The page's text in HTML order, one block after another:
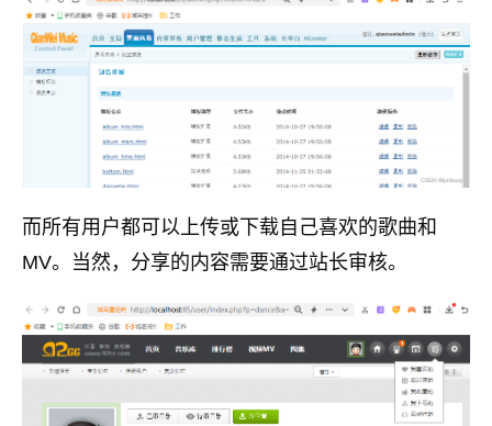
而所有用户都可以上传或下载自己喜欢的歌曲和
MV。当然，分享的内容需要通过站长审核。